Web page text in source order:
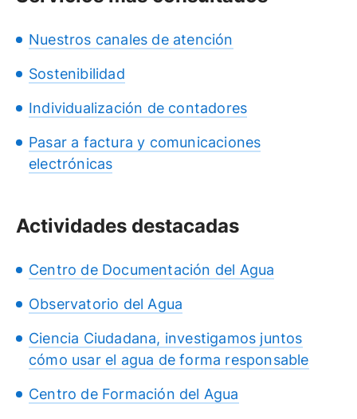
Nuestros canales de atención
Sostenibilidad
Individualización de contadores
Pasar a factura y comunicaciones
electrónicas
Actividades destacadas
Centro de Documentación del Agua
Observatorio del Agua
Ciencia Ciudadana, investigamos juntos
cómo usar el agua de forma responsable
Centro de Formación del Agua